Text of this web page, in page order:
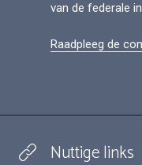
van de federale
Raadpleeg de
Nuttige links